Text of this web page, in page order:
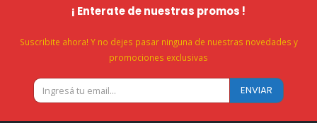
¡ Enterate de nuestras promos !
Suscribite ahora! Y no dejes pasar ninguna de nuestras novedades y
promociones exclusivas